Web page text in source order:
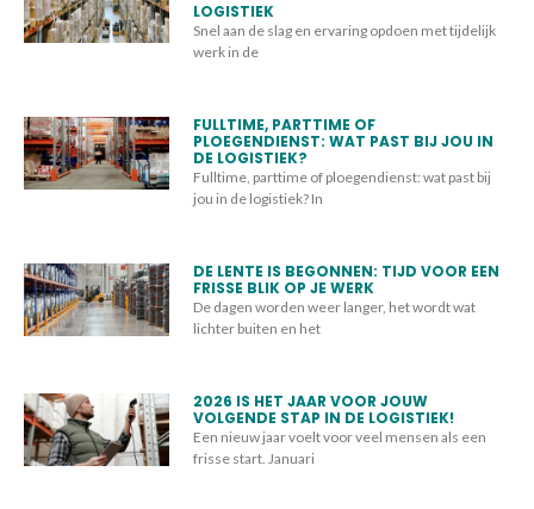
LOGISTIEK
Snel aan de slag en ervaring opdoen met tijdelijk
werk in de
FULLTIME, PARTTIME OF
PLOEGENDIENST: WAT PAST BIJ JOU IN
DE LOGISTIEK?
Fulltime, parttime of ploegendienst: wat past bij
jou in de logistiek? In
DE LENTE IS BEGONNEN: TIJD VOOR EEN
FRISSE BLIK OP JE WERK
De dagen worden weer langer, het wordt wat
lichter buiten en het
2026 IS HET JAAR VOOR JOUW
VOLGENDE STAP IN DE LOGISTIEK!
Een nieuw jaar voelt voor veel mensen als een
frisse start. Januari